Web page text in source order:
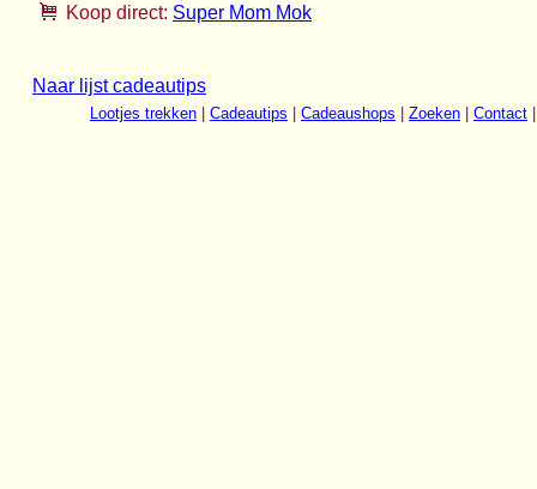
Koop direct: Super Mom Mok
Naar lijst cadeautips
Lootjes trekken Cadeautips Cadeaushops Zoeken Contact